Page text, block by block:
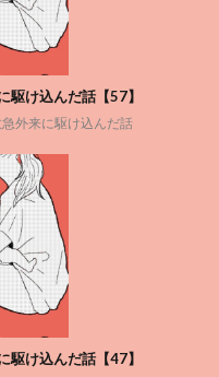
駆け込んだ話【57】
外来に駆け込んだ話
駆け込んだ話【47】